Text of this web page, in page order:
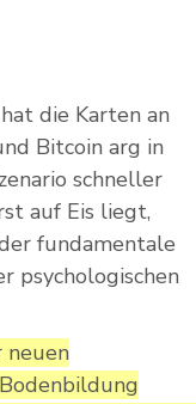
die Karten an
Bitcoin arg in
schneller
auf Eis liegt,
fundamentale
psychologischen
neuen